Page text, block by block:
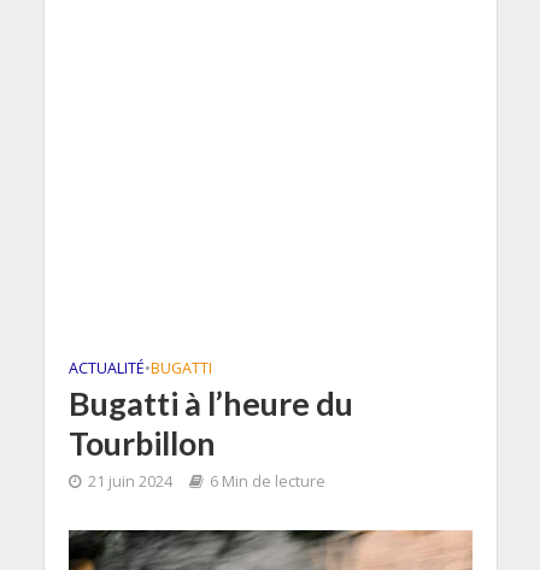
ACTUALITÉ•BUGATTI
Bugatti à l’heure du
Tourbillon
21 juin 2024 6 Min de lecture